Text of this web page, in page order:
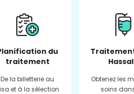
du
traitement
De la billetterie au
et à la sélection
Obtenez les
soins